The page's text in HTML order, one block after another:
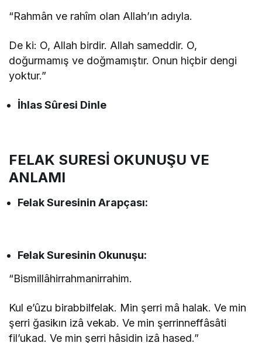
“Rahmân ve rahîm olan Allah’ın adıyla.
De ki: O, Allah birdir. Allah sameddir. O,
doğurmamış ve doğmamıştır. Onun hiçbir dengi
yoktur.”
İhlas Sûresi Dinle
FELAK SURESİ OKUNUŞU VE
ANLAMI
FelakSuresininArapçası:
FelakSuresinin Okunuşu:
“Bismillâhirrahmanirrahim.
Kul e’ûzu birabbilfelak. Min şerri mâ halak. Ve min
şerri ğasikın izâ vekab. Ve min şerrinneffâsâti
fil’ukad. Ve min şerri hâsidin izâ hased.”